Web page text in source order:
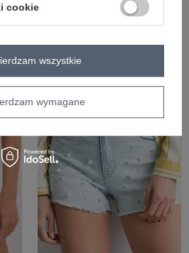
Zaloguj się i zobacz cenę
cookie
wymagane
wszystkie